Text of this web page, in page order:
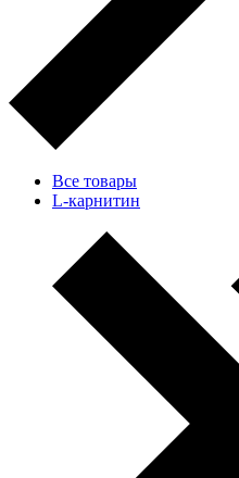
Все товары
L-карнитин